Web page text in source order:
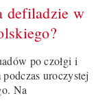
defiladzie w
po czołgi i
uroczystej
Na